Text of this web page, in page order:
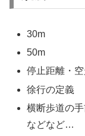
30m
50m
停止距離・
徐行の定義
横断歩道の
などなど…